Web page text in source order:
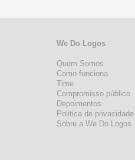
We Do Logos
Quem Somos
Como funciona
Time
Compromisso público
Depoimentos
Politica de privacidade
Sobre a We Do Logos